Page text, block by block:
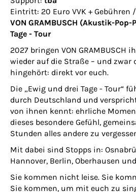
Eintritt: 20 Euro VVK + Gebühren
VON GRAMBUSCH (Akustik-
Tage - Tour
2027 bringen VON GRAMBUSCH
wieder auf die Straße – und zwar
hingehört: direkt vor euch.
Die „Ewig und drei Tage - Tour“
durch Deutschland und
von ihnen kennt: ehrliche
dieses besondere Gefühl,
Stunden alles andere zu
Mit dabei sind Stopps in:
Hannover, Berlin, Oberhausen
Sie kommen nicht leise. Sie
Sie kommen, um mit euch zu